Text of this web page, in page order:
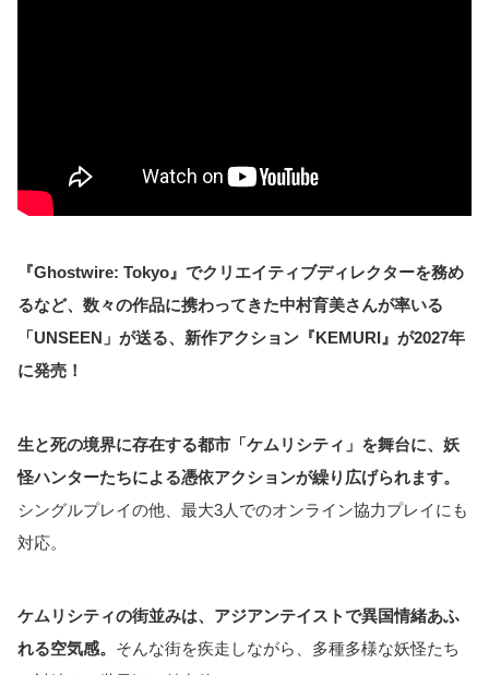
『Ghostwire: Tokyo』でクリエイティブディレクターを務め
るなど、数々の作品に携わってきた中村育美さんが率いる
「UNSEEN」が送る、新作アクション『KEMURI』が2027年
に発売！
生と死の境界に存在する都市「ケムリシティ」を舞台に、妖
怪ハンターたちによる憑依アクションが繰り広げられます。
シングルプレイの他、最大3人でのオンライン協力プレイにも
対応。
ケムリシティの街並みは、アジアンテイストで異国情緒あふ
れる空気感。 そんな街を疾走しながら、多種多様な妖怪たち